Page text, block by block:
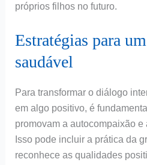
próprios filhos no futuro.
Estratégias para
saudável
Para transformar o diálogo
em algo positivo, é
promovam a autocompaixão e
Isso pode incluir a prática da
reconhece as qualidades